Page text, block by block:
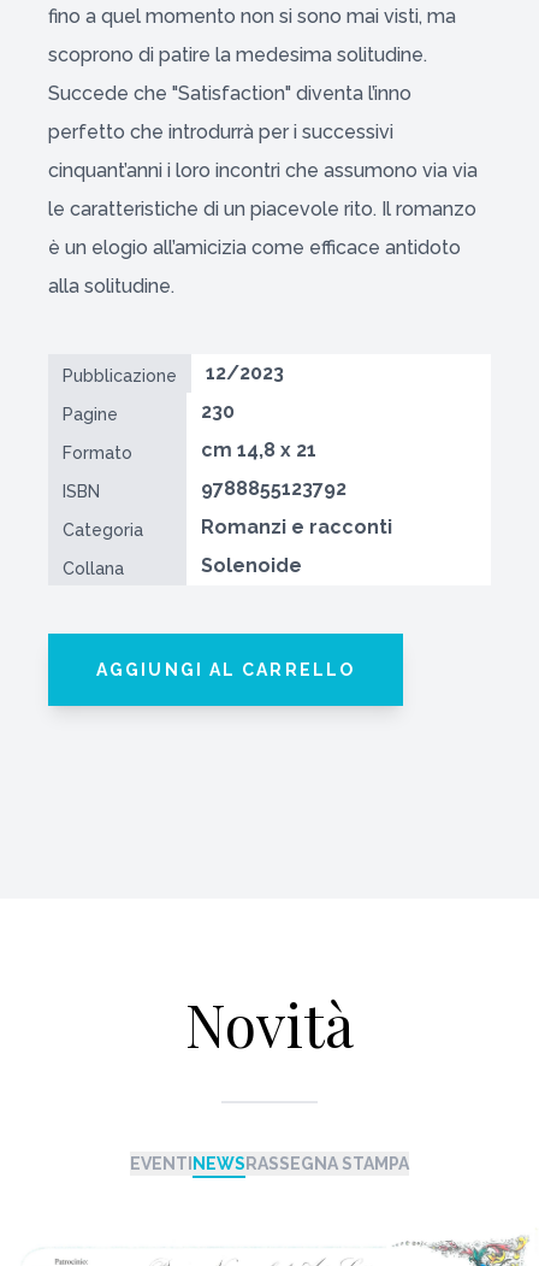
fino a quel momento non si sono mai visti, ma
scoprono di patire la medesima solitudine.
Succede che "Satisfaction" diventa l’inno
perfetto che introdurrà per i successivi
cinquant’anni i loro incontri che assumono via via
le caratteristiche di un piacevole rito. Il romanzo
è un elogio all’amicizia come efficace antidoto
alla solitudine.
Pubblicazione 12/2023
Pagine 230
Formato cm 14,8 x 21
ISBN 9788855123792
Categoria Romanzi e racconti
Collana Solenoide
AGGIUNGI AL CARRELLO
Novità
EVENTI NEWS RASSEGNA STAMPA